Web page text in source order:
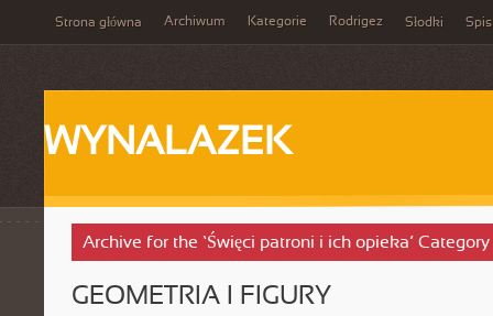
Strona główna Archiwum Kategorie Rodrigez Słodki Spis
WYNALAZEK
Archive for the ‘Święci patroni i ich opieka’ Category
GEOMETRIA I FIGURY